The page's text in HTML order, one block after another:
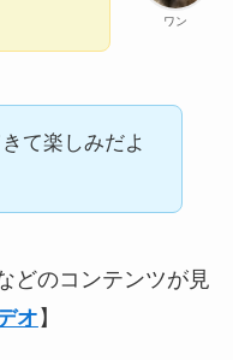
ワン
て楽しみだよ
どのコンテンツが見
オ 】